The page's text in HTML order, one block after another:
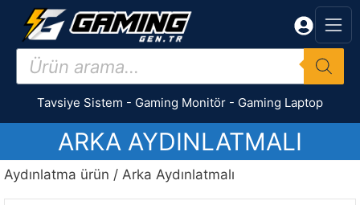
İçeriğe
Products
search
Tavsiye Sistem - Gaming Monitör - Gaming Laptop
ARKA AYDINLATMALI
Aydınlatma ürün / Arka Aydınlatmalı